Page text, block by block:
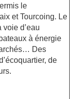
le
et Tourcoing. Le
d’eau
à énergie
Des
de